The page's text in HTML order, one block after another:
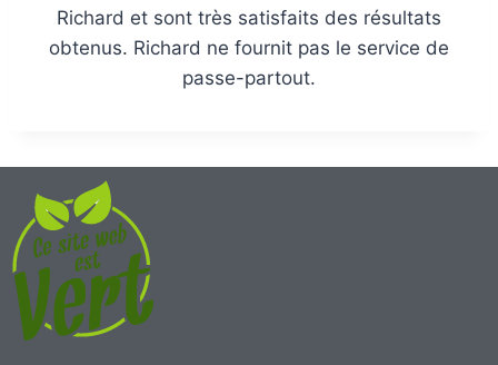
Richard et sont très satisfaits des résultats
obtenus. Richard ne fournit pas le service de
passe-partout.